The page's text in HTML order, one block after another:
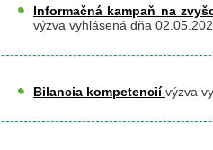
Informačná kampaň na
výzva vyhlásená dňa
Bilancia kompetenciívýzva